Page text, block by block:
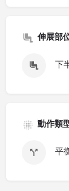
伸展部
下
動作類
平